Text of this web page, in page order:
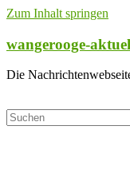
Zum Inhalt springen
wangerooge-
Die